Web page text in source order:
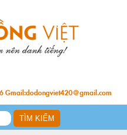
Gmail:dodongviet420@gmail.com